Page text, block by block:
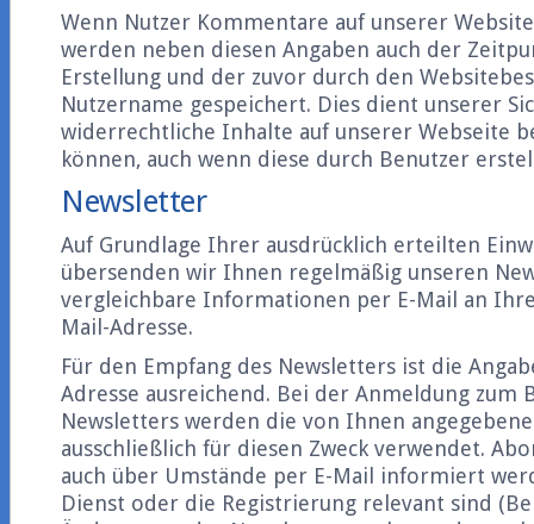
Wenn Nutzer Kommentare auf unserer
werden neben diesen Angaben auch der
Erstellung und der zuvor durch den
Nutzername gespeichert. Dies dient unserer
widerrechtliche Inhalte auf unserer Webseite
können, auch wenn diese durch Benutzer
Newsletter
Auf Grundlage Ihrer ausdrücklich erteilten
übersenden wir Ihnen regelmäßig unseren
vergleichbare Informationen per E-Mail an
Mail-Adresse.
Für den Empfang des Newsletters ist die
Adresse ausreichend. Bei der Anmeldung zum
Newsletters werden die von Ihnen
ausschließlich für diesen Zweck verwendet.
auch über Umstände per E-Mail informiert
Dienst oder die Registrierung relevant sind